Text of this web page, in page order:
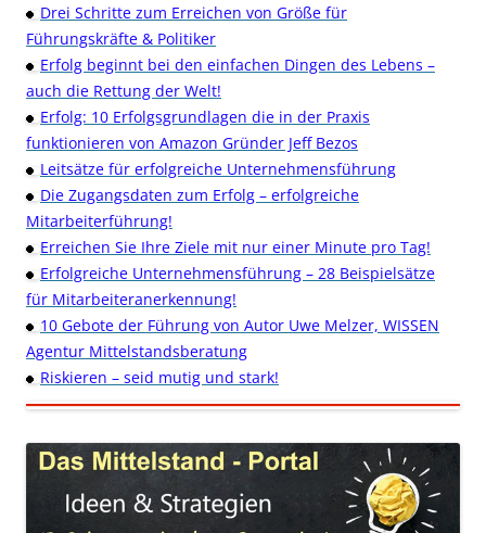
Drei Schritte zum Erreichen von Größe für
Führungskräfte & Politiker
Erfolg beginnt bei den einfachen Dingen des Lebens –
auch die Rettung der Welt!
Erfolg: 10 Erfolgsgrundlagen die in der Praxis
funktionieren von Amazon Gründer Jeff Bezos
Leitsätze für erfolgreiche Unternehmensführung
Die Zugangsdaten zum Erfolg – erfolgreiche
Mitarbeiterführung!
Erreichen Sie Ihre Ziele mit nur einer Minute pro Tag!
Erfolgreiche Unternehmensführung – 28 Beispielsätze
für Mitarbeiteranerkennung!
10 Gebote der Führung von Autor Uwe Melzer, WISSEN
Agentur Mittelstandsberatung
Riskieren – seid mutig und stark!